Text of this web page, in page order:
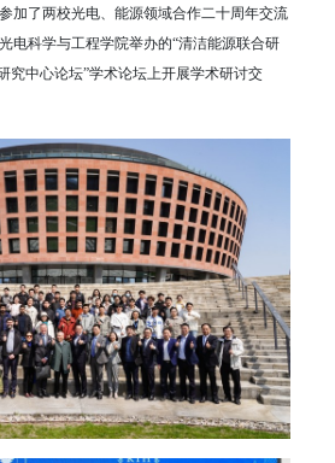
加了两校光电、能源领域合作二十周年交流
电科学与工程学院举办的“清洁能源联合研
究中心论坛”学术论坛上开展学术研讨交